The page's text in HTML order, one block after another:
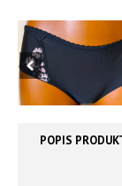
POPIS